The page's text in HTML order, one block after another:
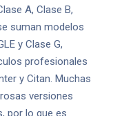
A, Clase B,
suman modelos
y Clase G,
profesionales
y Citan. Muchas
versiones
por lo que es